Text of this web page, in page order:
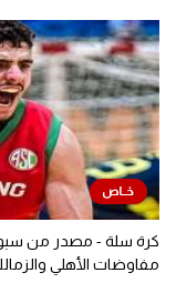
كرة سلة - مصدر من
مفاوضات الأهلي